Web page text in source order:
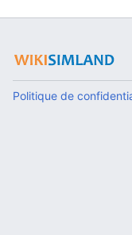
Politique de